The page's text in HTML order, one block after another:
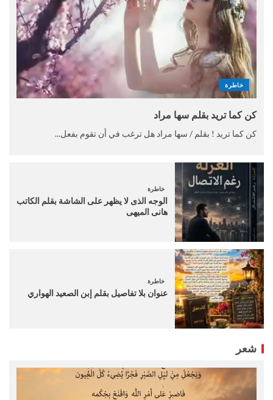
خاطرة
كن كما تريد بقلم سها مراد
كن كما تريد ! بقلم / سها مراد هل ترغب في أن تقوم بفعل...
خاطرة
الوجه الذى لا يظهر على الشاشة بقلم الكاتب
هانى الميهى
خاطرة
عنوان بلا تفاصيل بقلم إبن الصعيد الهواري
شعر